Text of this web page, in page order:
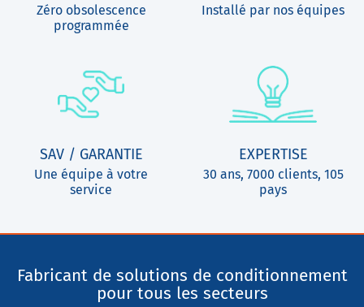
Zéro obsolescence
programmée
Installé par nos équipes
SAV / GARANTIE
Une équipe à votre
service
EXPERTISE
30 ans, 7000 clients, 105
pays
Fabricant de solutions de conditionnement
pour tous les secteurs